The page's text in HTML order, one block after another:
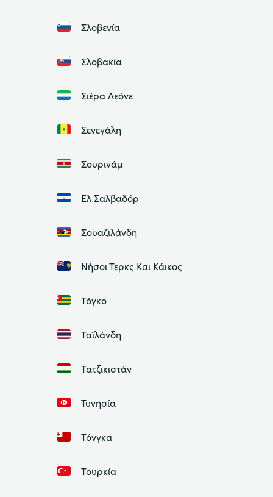
Σλοβενία
Σλοβακία
Σιέρα Λεόνε
Σενεγάλη
Σουρινάμ
Ελ Σαλβαδόρ
Σουαζιλάνδη
Νήσοι Τερκς Και Κάικος
Τόγκο
Ταϊλάνδη
Τατζικιστάν
Τυνησία
Τόνγκα
Τουρκία